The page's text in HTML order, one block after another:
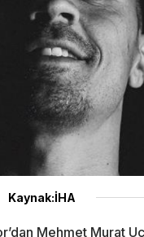
Kaynak:İHA
Mehmet Murat